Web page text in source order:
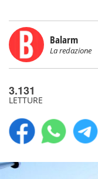
Balarm
La redazione
3.131
LETTURE